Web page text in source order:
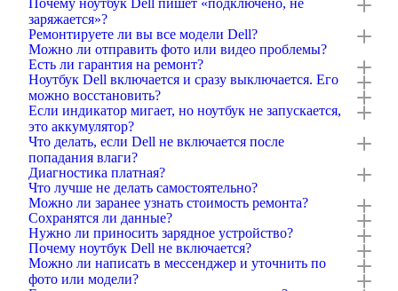
заряжается»?
Ремонтируете ли вы все модели Dell?
Можно ли отправить фото или видео проблемы?
Есть ли гарантия на ремонт?
Ноутбук Dell включается и сразу выключается. Его
можно восстановить?
Если индикатор мигает, но ноутбук не запускается,
это аккумулятор?
Что делать, если Dell не включается после
попадания влаги?
Диагностика платная?
Что лучше не делать самостоятельно?
Можно ли заранее узнать стоимость ремонта?
Сохранятся ли данные?
Нужно ли приносить зарядное устройство?
Почему ноутбук Dell не включается?
Можно ли написать в мессенджер и уточнить по
фото или модели?